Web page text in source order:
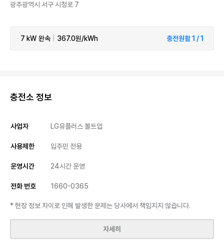
광주광역시 서구 시청로 7
7 kW 완속 367.0원/kWh 충전원활 1 / 1
충전소 정보
사업자 LG유플러스 볼트업
사용제한 입주민 전용
운영시간 24시간 운영
전화 번호 1660-0365
* 현장 정보 차이로 인해 발생한 문제는 당사에서 책임지지 않습니다.
자세히